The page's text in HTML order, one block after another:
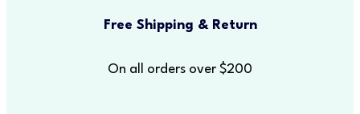
Free Shipping & Return
On all orders over $200